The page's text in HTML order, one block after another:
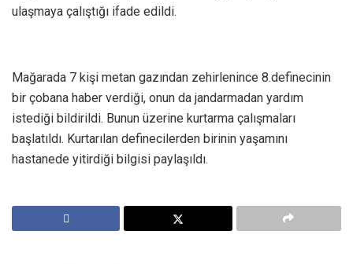
ulaşmaya çalıştığı ifade edildi.
Mağarada 7 kişi metan gazından zehirlenince 8.definecinin
bir çobana haber verdiği, onun da jandarmadan yardım
istediği bildirildi. Bunun üzerine kurtarma çalışmaları
başlatıldı. Kurtarılan definecilerden birinin yaşamını
hastanede yitirdiği bilgisi paylaşıldı.